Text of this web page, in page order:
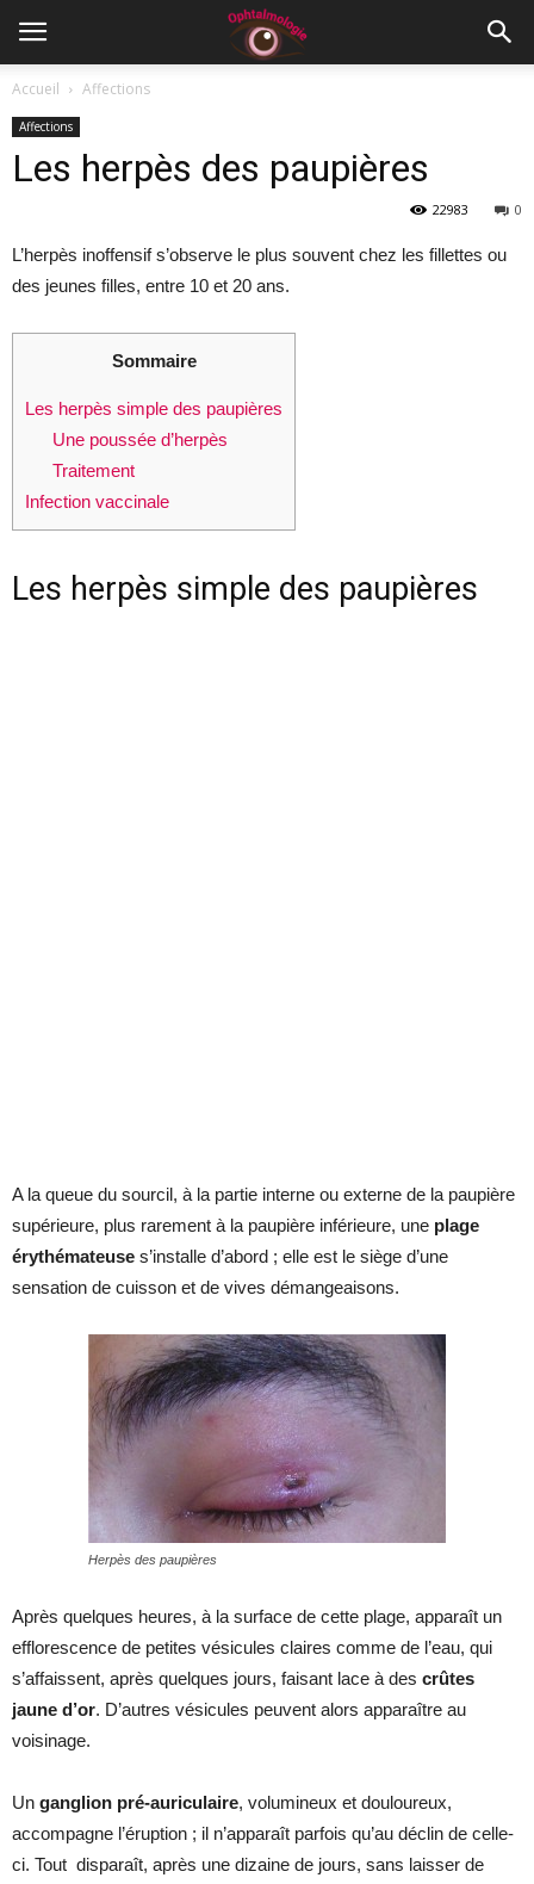
Accueil Affections
Affections
Les herpès des paupières
0
22983
L’herpès inoffensif s’observe le plus souvent chez les fillettes ou
des jeunes filles, entre 10 et 20 ans.
Sommaire
Les herpès simple des paupières
Une poussée d’herpès
Traitement
Infection vaccinale
Les herpès simple des paupières
A la queue du sourcil, à la partie interne ou externe de la paupière
supérieure, plus rarement à la paupière inférieure, une plage
érythémateuse s’installe d’abord ; elle est le siège d’une
sensation de cuisson et de vives démangeaisons.
Herpès des paupières
Après quelques heures, à la surface de cette plage, apparaît un
efflorescence de petites vésicules claires comme de l’eau, qui
s’affaissent, après quelques jours, faisant lace à des crûtes
jaune d’or. D’autres vésicules peuvent alors apparaître au
voisinage.
Un ganglion pré-auriculaire, volumineux et douloureux,
accompagne l’éruption ; il n’apparaît parfois qu’au déclin de celle-
ci. Tout disparaît, après une dizaine de jours, sans laisser de